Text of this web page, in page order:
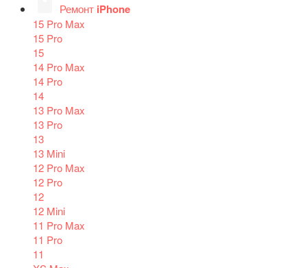
Ремонт iPhone
15 Pro Max
15 Pro
15
14 Pro Max
14 Pro
14
13 Pro Max
13 Pro
13
13 Mini
12 Pro Max
12 Pro
12
12 Mini
11 Pro Max
11 Pro
11